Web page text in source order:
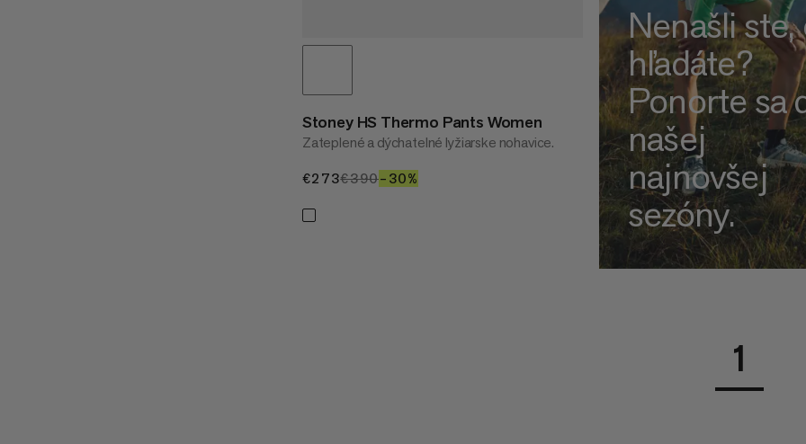
Stoney HS Thermo Pants Women
Zateplené a dýchatelné lyžiarske nohavice.
€273€273
€390€390
–30%
Nenašli ste,
hľadáte?
Ponorte sa
našej
najnovšej
sezóny.
1